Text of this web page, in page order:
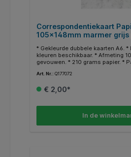
Correspondentiekaart
105x148mm marmer grijs
* Gekleurde dubbele kaarten A6.
kleuren beschikbaar. * Afmeting
gevouwen. * 210 grams papier. *
kleuren zijn ook enveloppen en A4
Art. Nr.: Q177072
€ 2,00*
In de